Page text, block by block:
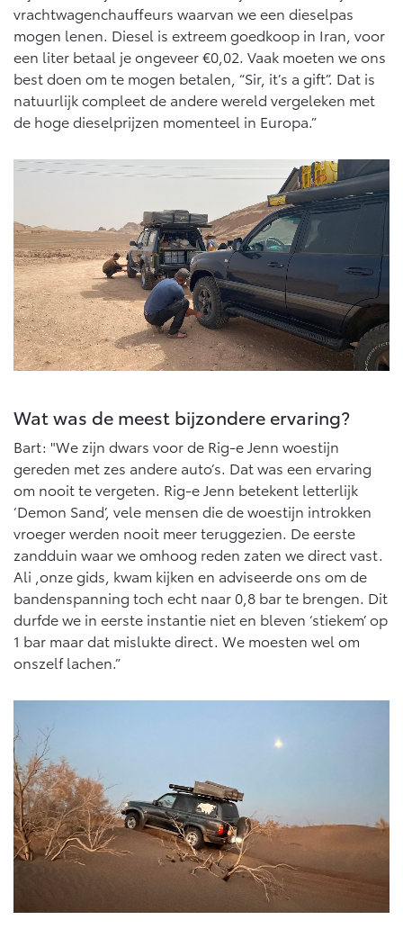
vrachtwagenchauffeurs waarvan we een dieselpas
mogen lenen. Diesel is extreem goedkoop in Iran, voor
een liter betaal je ongeveer €0,02. Vaak moeten we ons
best doen om te mogen betalen, “Sir, it’s a gift”. Dat is
natuurlijk compleet de andere wereld vergeleken met
de hoge dieselprijzen momenteel in Europa.”
Wat was de meest bijzondere ervaring?
Bart: "We zijn dwars voor de Rig-e Jenn woestijn
gereden met zes andere auto’s. Dat was een ervaring
om nooit te vergeten. Rig-e Jenn betekent letterlijk
‘Demon Sand’, vele mensen die de woestijn introkken
vroeger werden nooit meer teruggezien. De eerste
zandduin waar we omhoog reden zaten we direct vast.
Ali ,onze gids, kwam kijken en adviseerde ons om de
bandenspanning toch echt naar 0,8 bar te brengen. Dit
durfde we in eerste instantie niet en bleven ‘stiekem’ op
1 bar maar dat mislukte direct. We moesten wel om
onszelf lachen.”